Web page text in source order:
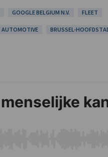
GOOGLE BELGIUM N.V. FLEET
AUTOMOTIVE BRUSSEL-